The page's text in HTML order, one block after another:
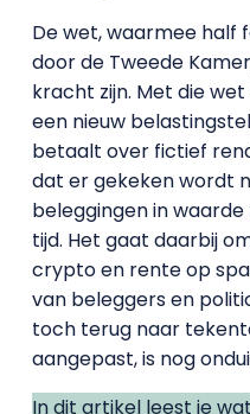
De wet, waarmee half
door de Tweede
kracht zijn. Met die
een nieuw
betaalt over fictief
dat er gekeken wordt
beleggingen in
tijd. Het gaat daarbij
crypto en rente op
van beleggers en
toch terug naar
aangepast, is nog
In dit artikel leest je